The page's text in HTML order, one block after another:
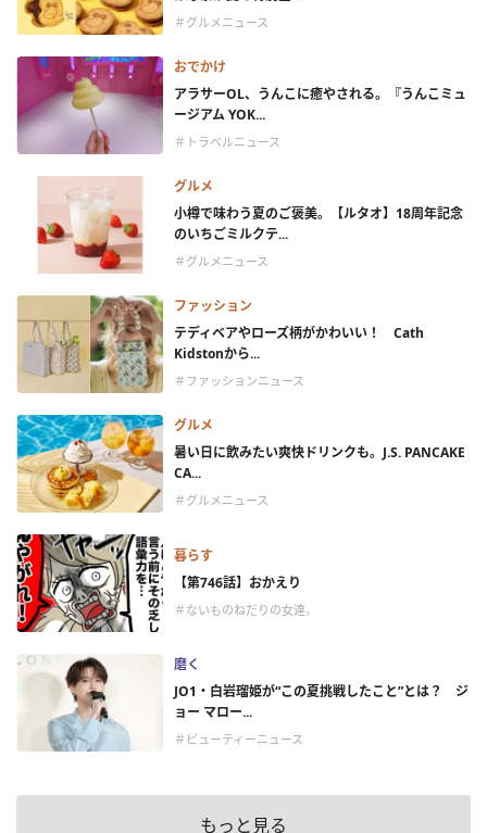
＃グルメニュース
おでかけ
アラサーOL、うんこに癒やされる。『うんこミュ
ージアム YOK...
＃トラベルニュース
グルメ
小樽で味わう夏のご褒美。【ルタオ】18周年記念
のいちごミルクテ...
＃グルメニュース
ファッション
テディベアやローズ柄がかわいい！ Cath
Kidstonから...
＃ファッションニュース
グルメ
暑い日に飲みたい爽快ドリンクも。J.S. PANCAKE
CA...
＃グルメニュース
暮らす
【第746話】おかえり
＃ないものねだりの女達。
磨く
JO1・白岩瑠姫が“この夏挑戦したこと”とは？ ジ
ョー マロー...
＃ビューティーニュース
もっと見る